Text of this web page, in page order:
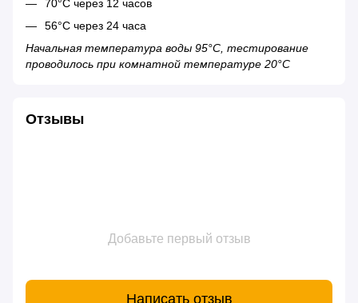
70°С через 12 часов
56°С через 24 часа
Начальная температура воды 95°C, тестирование
проводилось при комнатной температуре 20°C
Отзывы
Добавьте первый отзыв
Написать отзыв